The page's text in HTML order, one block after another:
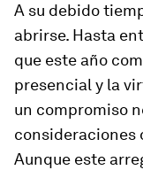
A su debido
abrirse. Hasta
que este año
presencial y la
un compromiso
consideraciones
Aunque este